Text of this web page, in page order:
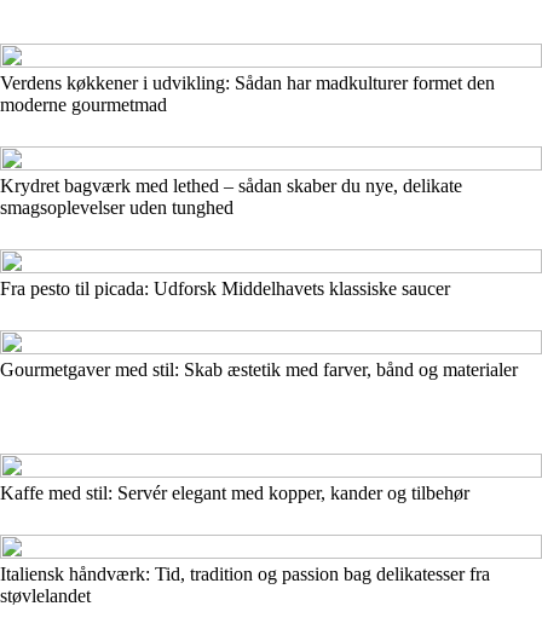
Verdens køkkener i udvikling: Sådan har madkulturer formet den
moderne gourmetmad
Krydret bagværk med lethed – sådan skaber du nye, delikate
smagsoplevelser uden tunghed
Fra pesto til picada: Udforsk Middelhavets klassiske saucer
Gourmetgaver med stil: Skab æstetik med farver, bånd og materialer
Kaffe med stil: Servér elegant med kopper, kander og tilbehør
Italiensk håndværk: Tid, tradition og passion bag delikatesser fra
støvlelandet